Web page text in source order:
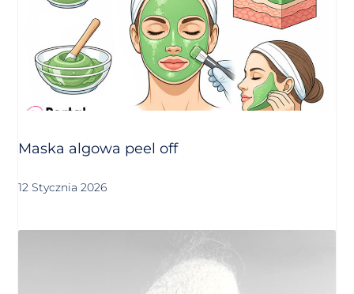
Maska algowa peel off
12 Stycznia 2026